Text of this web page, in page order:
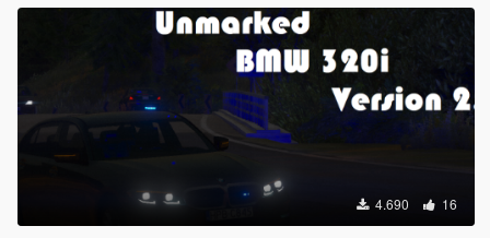
4.690 16